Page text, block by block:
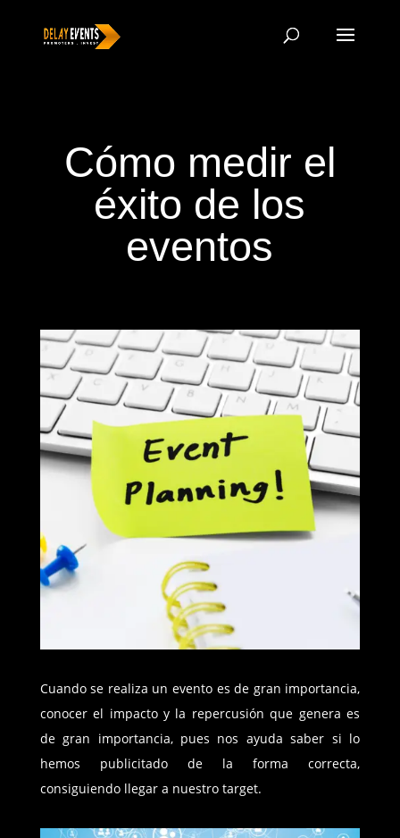
Cómo medir el
éxito de los
eventos
Cuando se realiza un evento es de gran importancia,
conocer el impacto y la repercusión que genera es
de gran importancia, pues nos ayuda saber si lo
hemos publicitado de la forma correcta,
consiguiendo llegar a nuestro target.